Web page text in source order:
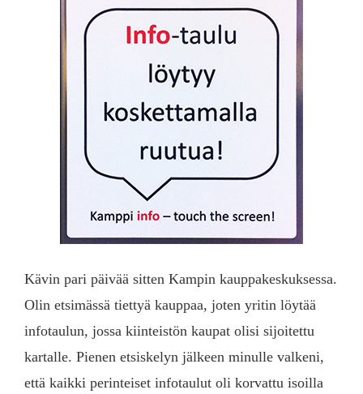
Kävin pari päivää sitten Kampin kauppakeskuksessa.
Olin etsimässä tiettyä kauppaa, joten yritin löytää
infotaulun, jossa kiinteistön kaupat olisi sijoitettu
kartalle. Pienen etsiskelyn jälkeen minulle valkeni,
että kaikki perinteiset infotaulut oli korvattu isoilla